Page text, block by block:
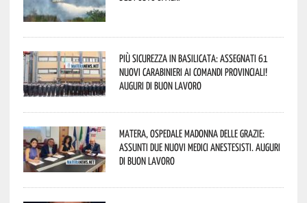
Più sicurezza in Basilicata: assegnati 61
nuovi Carabinieri ai Comandi provinciali!
Auguri di buon lavoro
Matera, Ospedale Madonna delle Grazie:
assunti due nuovi medici anestesisti. Auguri
di buon lavoro